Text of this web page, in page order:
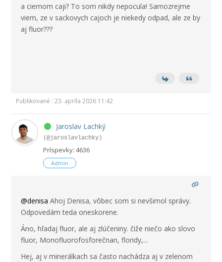
a ciernom caji? To som nikdy nepocula! Samozrejme
viem, ze v sackovych cajoch je niekedy odpad, ale ze by
aj fluor???
Publikované : 23. apríla 2026 11:42
Jaroslav Lachký
(@jaroslavlachky)
Príspevky: 4636
Admin
@denisa Ahoj Denisa, vôbec som si nevšimol správy.
Odpovedám teda oneskorene.
Áno, hľadaj fluor, ale aj zlúčeniny. čiže niečo ako slovo
fluor, Monofluorofosforečnan, floridy,...
Hej, aj v minerálkach sa často nachádza aj v zelenom